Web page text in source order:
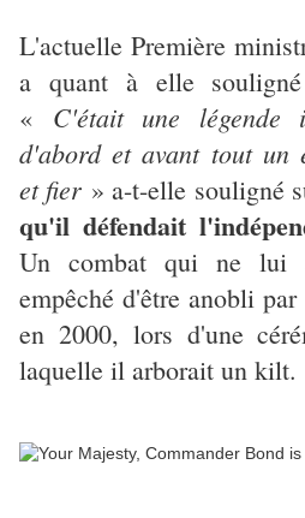
L'actuelle Première
a quant à elle
« C'était une légende
d'abord et avant tout un
et fier » a-t-elle souligné
qu'il défendait
Un combat qui ne lui
empêché d'être anobli
en 2000, lors d'une
laquelle il arborait un kilt.